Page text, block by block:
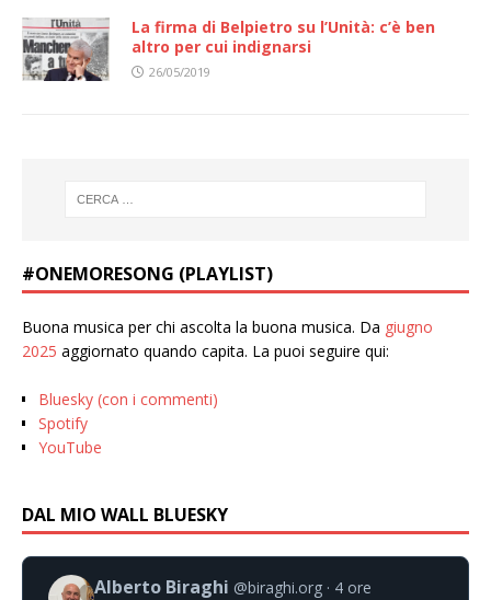
La firma di Belpietro su l’Unità: c’è ben
altro per cui indignarsi
26/05/2019
#ONEMORESONG (PLAYLIST)
Buona musica per chi ascolta la buona musica. Da giugno
2025 aggiornato quando capita. La puoi seguire qui:
Bluesky (con i commenti)
Spotify
YouTube
DAL MIO WALL BLUESKY
Alberto Biraghi @biraghi.org 4 ore